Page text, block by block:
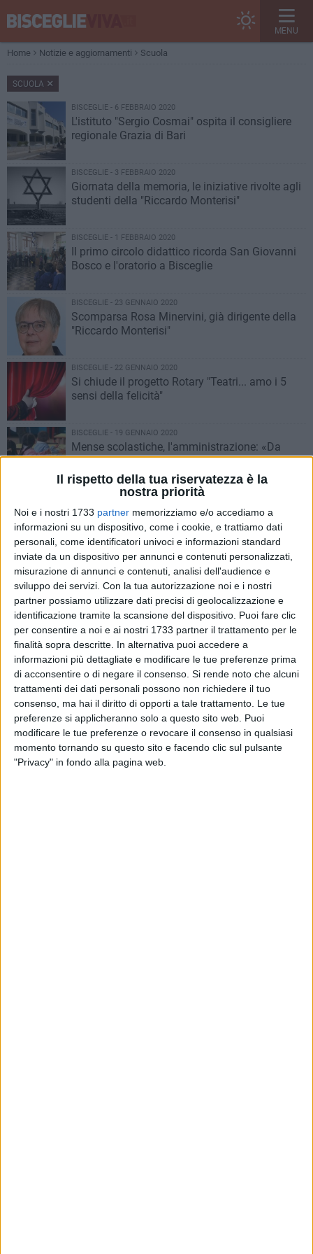
Il rispetto della tua riservatezza è la
nostra priorità
Noi e i nostri 1733 partner memorizziamo e/o accediamo a
informazioni su un dispositivo, come i cookie, e trattiamo dati
personali, come identificatori univoci e informazioni standard
inviate da un dispositivo per annunci e contenuti personalizzati,
misurazione di annunci e contenuti, analisi dell'audience e
sviluppo dei servizi. Con la tua autorizzazione noi e i nostri
partner possiamo utilizzare dati precisi di geolocalizzazione e
identificazione tramite la scansione del dispositivo. Puoi fare clic
per consentire a noi e ai nostri 1733 partner il trattamento per le
finalità sopra descritte. In alternativa puoi accedere a
informazioni più dettagliate e modificare le tue preferenze prima
di acconsentire o di negare il consenso. Si rende noto che alcuni
trattamenti dei dati personali possono non richiedere il tuo
consenso, ma hai il diritto di opporti a tale trattamento. Le tue
preferenze si applicheranno solo a questo sito web. Puoi
modificare le tue preferenze o revocare il consenso in qualsiasi
momento tornando su questo sito e facendo clic sul pulsante
"Privacy" in fondo alla pagina web.
MENU
Home Notizie e aggiornamenti Scuola
SCUOLA
BISCEGLIE - 6 FEBBRAIO 2020
L'istituto "Sergio Cosmai" ospita il consigliere
regionale Grazia di Bari
BISCEGLIE - 3 FEBBRAIO 2020
Giornata della memoria, le iniziative rivolte agli
studenti della "Riccardo Monterisi"
BISCEGLIE - 1 FEBBRAIO 2020
Il primo circolo didattico ricorda San Giovanni
Bosco e l'oratorio a Bisceglie
BISCEGLIE - 23 GENNAIO 2020
Scomparsa Rosa Minervini, già dirigente della
"Riccardo Monterisi"
BISCEGLIE - 22 GENNAIO 2020
Si chiude il progetto Rotary "Teatri... amo i 5
sensi della felicità"
BISCEGLIE - 19 GENNAIO 2020
Mense scolastiche, l'amministrazione: «Da
lunedì miglioramento bastoncini di pesce nelle
scuole»
BISCEGLIE - 15 GENNAIO 2020
Aggiudicati gli appalti per interventi su due
plessi scolastici
BISCEGLIE - 11 GENNAIO 2020
Fondi per la messa in sicurezza, ecco gli istituti
biscegliesi beneficiari
BISCEGLIE - 9 GENNAIO 2020
Approvato il progetto Erasmus+ della "Battisti-
Ferraris"
BISCEGLIE - 6 GENNAIO 2020
Riprendono le lezioni, Angarano: «Anticipiamo
l'accensione degli impianti di riscaldamento»
BISCEGLIE - 31 DICEMBRE 2019
Rappresentazione natalizia al terzo circolo